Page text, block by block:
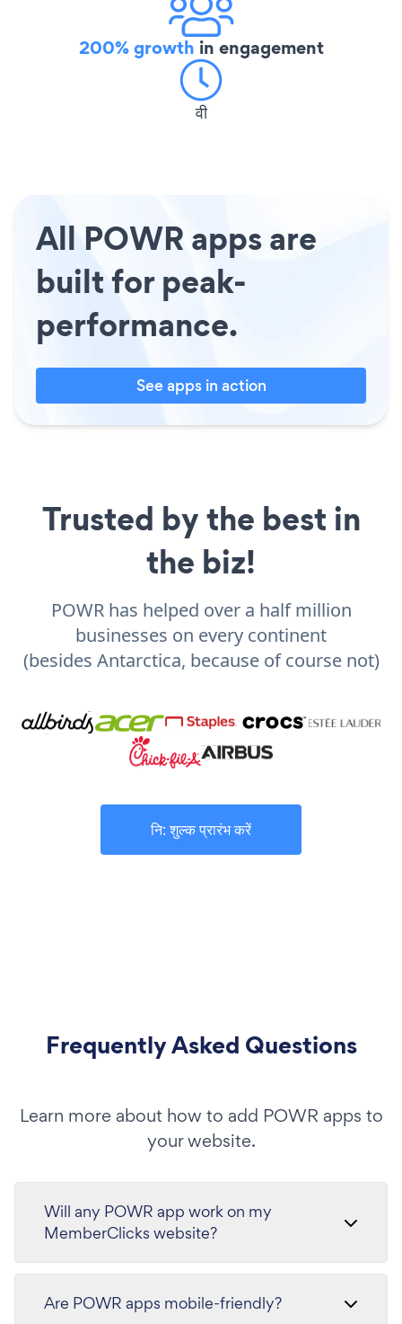
200% growth in engagement
वी
All POWR apps are
built for peak-
performance.
See apps in action
Trusted by the best in
the biz!
POWR has helped over a half million
businesses on every continent
(besides Antarctica, because of course not)
नि: शुल्क प्रारंभ करें
Frequently Asked Questions
Learn more about how to add POWR apps to
your website.
Will any POWR app work on my
MemberClicks website?
Are POWR apps mobile-friendly?